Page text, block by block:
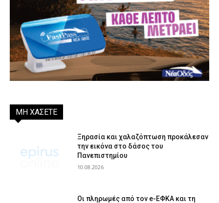
ΜΗ ΧΑΣΕΤΕ
Ξηρασία και χαλαζόπτωση προκάλεσαν
την εικόνα στο δάσος του
Πανεπιστημίου
10.08.2026
Οι πληρωμές από τον e-ΕΦΚΑ και τη